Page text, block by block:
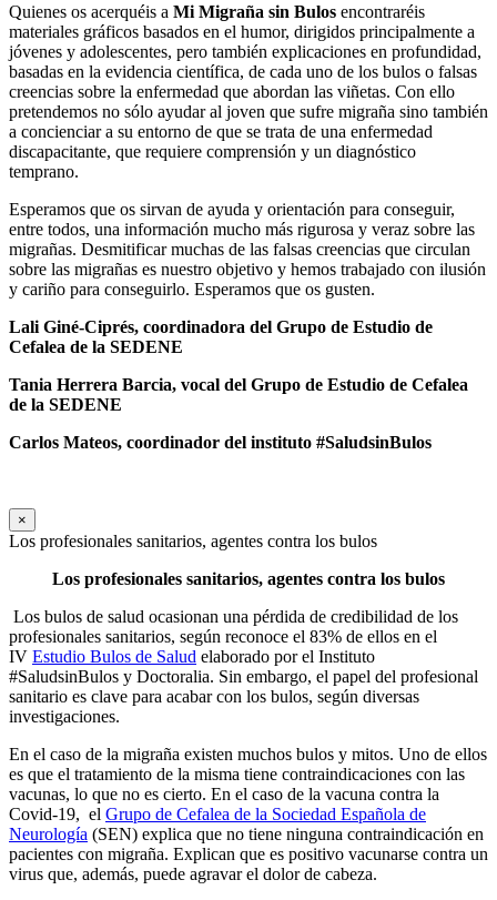
Quienes os acerquéis a Mi Migraña sin Bulos encontraréis
materiales gráficos basados en el humor, dirigidos principalmente a
jóvenes y adolescentes, pero también explicaciones en profundidad,
basadas en la evidencia científica, de cada uno de los bulos o falsas
creencias sobre la enfermedad que abordan las viñetas. Con ello
pretendemos no sólo ayudar al joven que sufre migraña sino también
a concienciar a su entorno de que se trata de una enfermedad
discapacitante, que requiere comprensión y un diagnóstico
temprano.
Esperamos que os sirvan de ayuda y orientación para conseguir,
entre todos, una información mucho más rigurosa y veraz sobre las
migrañas. Desmitificar muchas de las falsas creencias que circulan
sobre las migrañas es nuestro objetivo y hemos trabajado con ilusión
y cariño para conseguirlo. Esperamos que os gusten.
Lali Giné-Ciprés, coordinadora del Grupo de Estudio de
Cefalea de la SEDENE
Tania Herrera Barcia, vocal del Grupo de Estudio de Cefalea
de la SEDENE
Carlos Mateos, coordinador del instituto #SaludsinBulos
×
Los profesionales sanitarios, agentes contra los bulos
Los profesionales sanitarios, agentes contra los bulos
Los bulos de salud ocasionan una pérdida de credibilidad de los
profesionales sanitarios, según reconoce el 83% de ellos en el
IV Estudio Bulos de Salud elaborado por el Instituto
#SaludsinBulos y Doctoralia. Sin embargo, el papel del profesional
sanitario es clave para acabar con los bulos, según diversas
investigaciones.
En el caso de la migraña existen muchos bulos y mitos. Uno de ellos
es que el tratamiento de la misma tiene contraindicaciones con las
vacunas, lo que no es cierto. En el caso de la vacuna contra la
Covid-19, el Grupo de Cefalea de la Sociedad Española de
Neurología (SEN) explica que no tiene ninguna contraindicación en
pacientes con migraña. Explican que es positivo vacunarse contra un
virus que, además, puede agravar el dolor de cabeza.